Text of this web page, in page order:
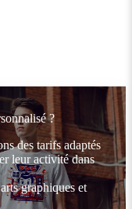
?
des tarifs adaptés
leur activité dans
graphiques et